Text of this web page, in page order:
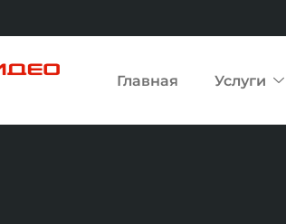
Главная Услуги